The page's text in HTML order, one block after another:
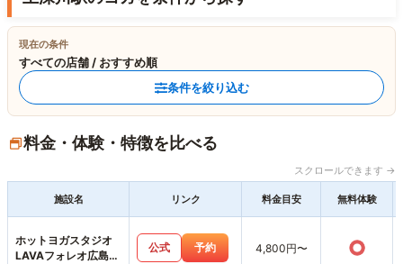
現在の条件
すべての店舗 / おすすめ順
条件を絞り込む
料金・体験・特徴を比べる
スクロールできます →
施設名 リンク 料金目安 無料体験
ホットヨガスタジオ
LAVAフォレオ広島東
公式 予約 4,800円〜 ○